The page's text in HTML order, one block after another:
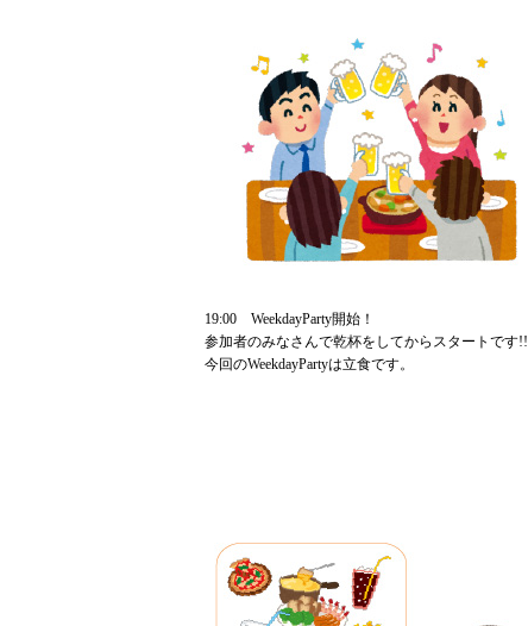
19:00 WeekdayParty開始！
参加者のみなさんで乾杯をしてからスタートです!!
今回のWeekdayPartyは立食です。